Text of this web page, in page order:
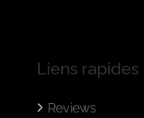
Liens rapides
Reviews